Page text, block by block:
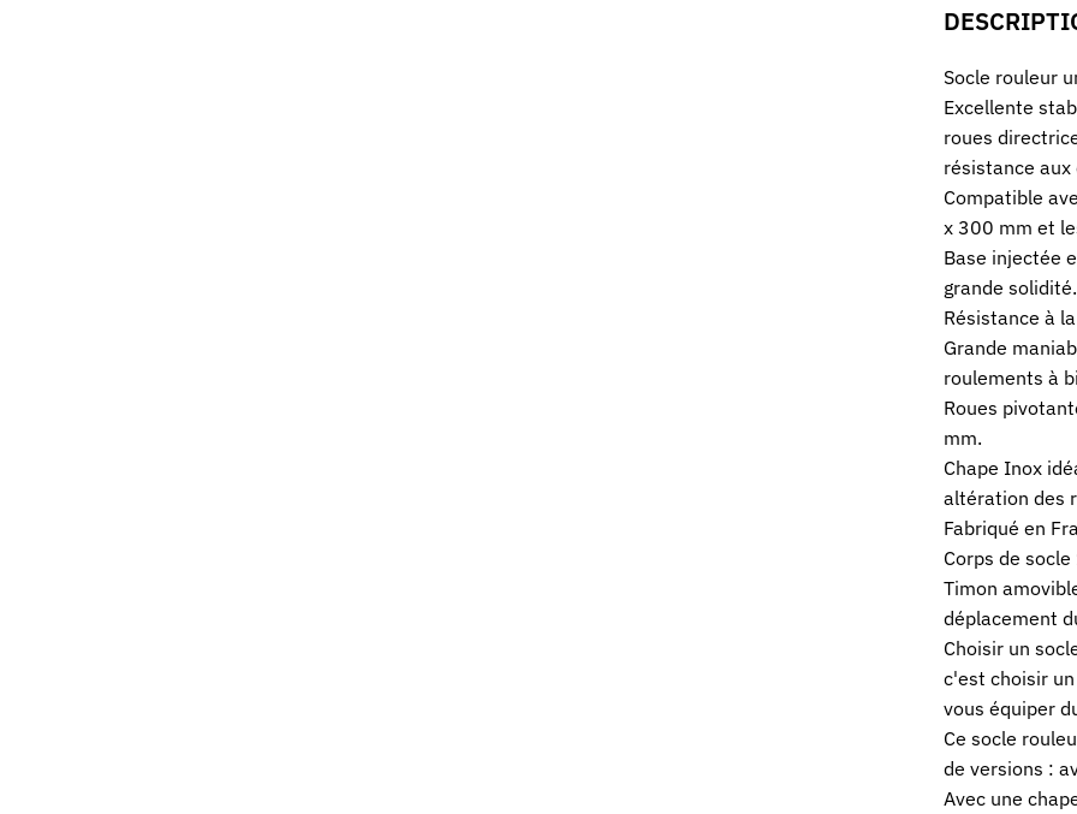
Socle rouleur
Excellente
roues
résistance aux
Compatible
x 300 mm et
Base injectée
grande solidité.
Résistance à
Grande
roulements à
Roues
mm.
Chape Inox
altération des
Fabriqué en
Corps de
Timon
déplacement
Choisir un
c'est choisir
vous équiper
Ce socle
de versions :
Avec une